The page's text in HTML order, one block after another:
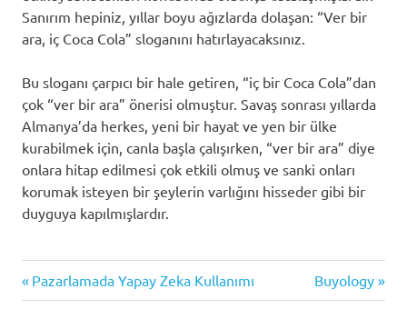
Sanırım hepiniz, yıllar boyu ağızlarda dolaşan: “Ver bir
ara, iç Coca Cola” sloganını hatırlayacaksınız.
Bu sloganı çarpıcı bir hale getiren, “iç bir Coca Cola”dan
çok “ver bir ara” önerisi olmuştur. Savaş sonrası yıllarda
Almanya’da herkes, yeni bir hayat ve yen bir ülke
kurabilmek için, canla başla çalışırken, “ver bir ara” diye
onlara hitap edilmesi çok etkili olmuş ve sanki onları
korumak isteyen bir şeylerin varlığını hisseder gibi bir
duyguya kapılmışlardır.
kitap
Yazı
Previous
Post:
Pazarlamada Yapay Zeka Kullanımı
Next
Post:
Buyology